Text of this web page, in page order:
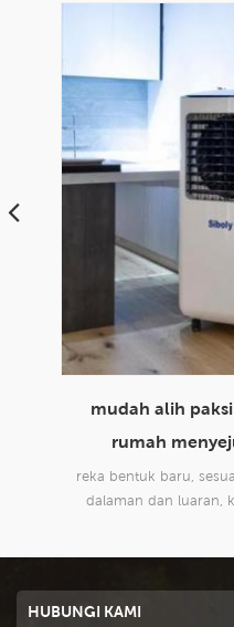
mudah alih paksi
rumah
reka bentuk baru, sesuai
dalaman dan luaran,
HUBUNGI KAMI